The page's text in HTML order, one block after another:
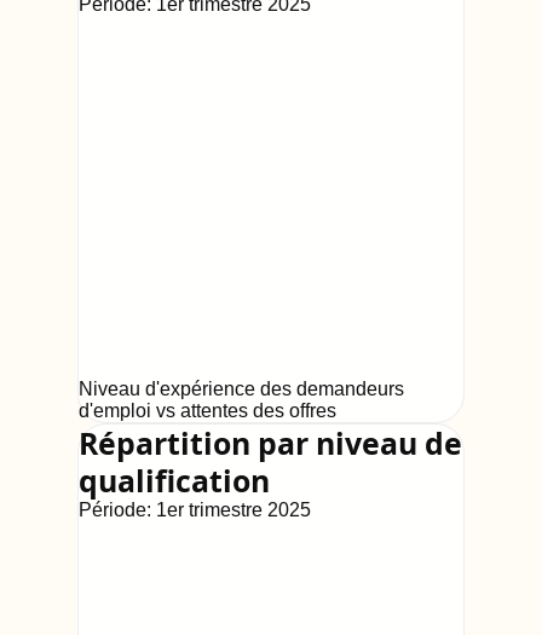
Période: 1er trimestre 2025
Niveau d'expérience des demandeurs
d'emploi vs attentes des offres
Répartition par niveau de
qualification
Période: 1er trimestre 2025